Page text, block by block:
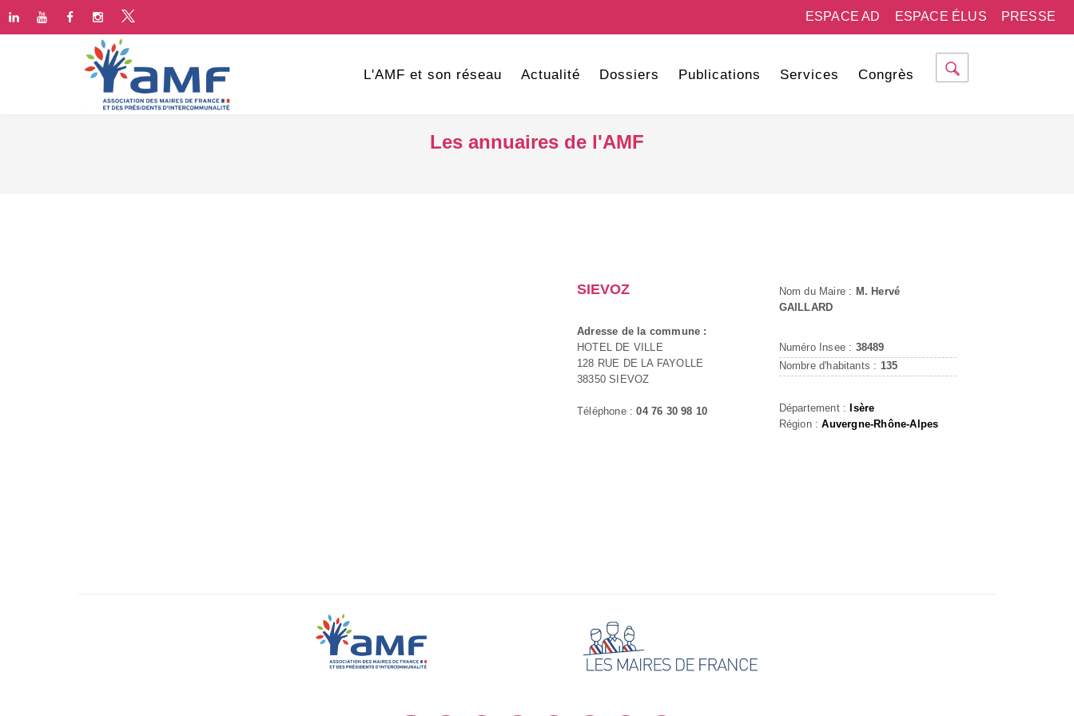
PRESSE
ESPACE ÉLUS
ESPACE AD
L'AMF et son réseau Actualité Dossiers Publications Services Congrès
Les annuaires de l'AMF
SIEVOZ
Adresse de la commune :
HOTEL DE VILLE
128 RUE DE LA FAYOLLE
38350 SIEVOZ
Téléphone :04 76 30 98 10
Nom du Maire : M. Hervé
GAILLARD
Numéro Insee : 38489
Nombre d'habitants : 135
Département :
Isère
Région :Auvergne-Rhône-Alpes